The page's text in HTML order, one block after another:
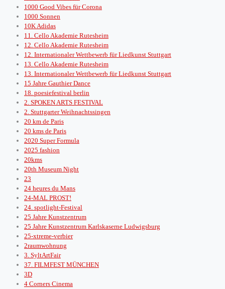
1000 Good Vibes für Corona
1000 Sonnen
10K Adidas
11. Cello Akademie Rutesheim
12. Cello Akademie Rutesheim
12. Internationaler Wettbewerb für Liedkunst Stuttgart
13. Cello Akademie Rutesheim
13. Internationaler Wettbewerb für Liedkunst Stuttgart
15 Jahre Gauthier Dance
18. poesiefestival berlin
2. SPOKEN ARTS FESTIVAL
2. Stuttgarter Weihnachtssingen
20 km de Paris
20 kms de Paris
2020 Super Formula
2025 fashion
20kms
20th Museum Night
23
24 heures du Mans
24-MAL PROST!
24. spotlight-Festival
25 Jahre Kunstzentrum
25 Jahre Kunstzentrum Karlskaserne Ludwigsburg
25-xtreme-verbier
2raumwohnung
3. SyltArtFair
37. FILMFEST MÜNCHEN
3D
4 Corners Cinema